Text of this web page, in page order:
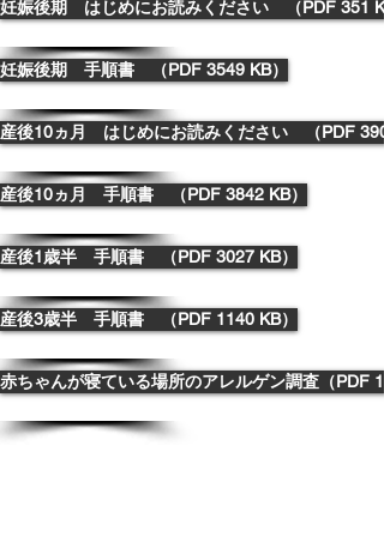
妊娠後期 はじめにお読みください （PDF 351
妊娠後期 手順書 （PDF 3549 KB）
産後10ヵ月 はじめにお読みください （PDF 390
産後10ヵ月 手順書 （PDF 3842 KB）
産後1歳半 手順書 （PDF 3027 KB）
産後3歳半 手順書 （PDF 1140 KB）
赤ちゃんが寝ている場所のアレルゲン調査（PDF